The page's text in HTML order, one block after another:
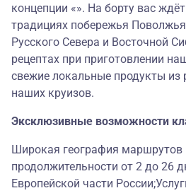
концепции «». На борту вас
традициях побережья
Русского Севера и Восточной
рецептах при приготовлении
свежие локальные продукты из
наших круизов.
Эксклюзивные возможности
Широкая география маршрутов
продолжительности от 2 до 26
Европейской части